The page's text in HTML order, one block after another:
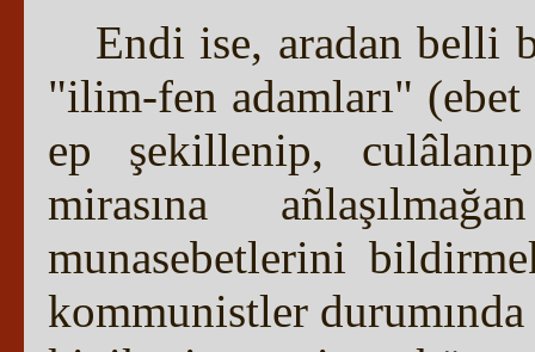
Endi ise, aradan belli
"ilim-fen adamları"
ep şekillenip,
mirasına
munasebetlerini
kommunistler durumında